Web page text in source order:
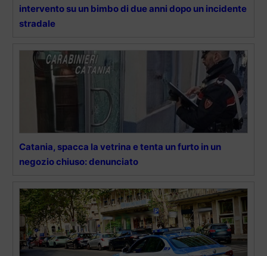
intervento su un bimbo di due anni dopo un incidente
stradale
Catania, spacca la vetrina e tenta un furto in un
negozio chiuso: denunciato